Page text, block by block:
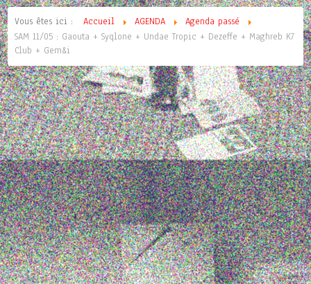
Vous êtes ici : Accueil AGENDA
Agenda passé
SAM 11/05 : Gaouta + Syqlone + Undae Tropic + Dezeffe + Maghreb K7
Club + Gem&i